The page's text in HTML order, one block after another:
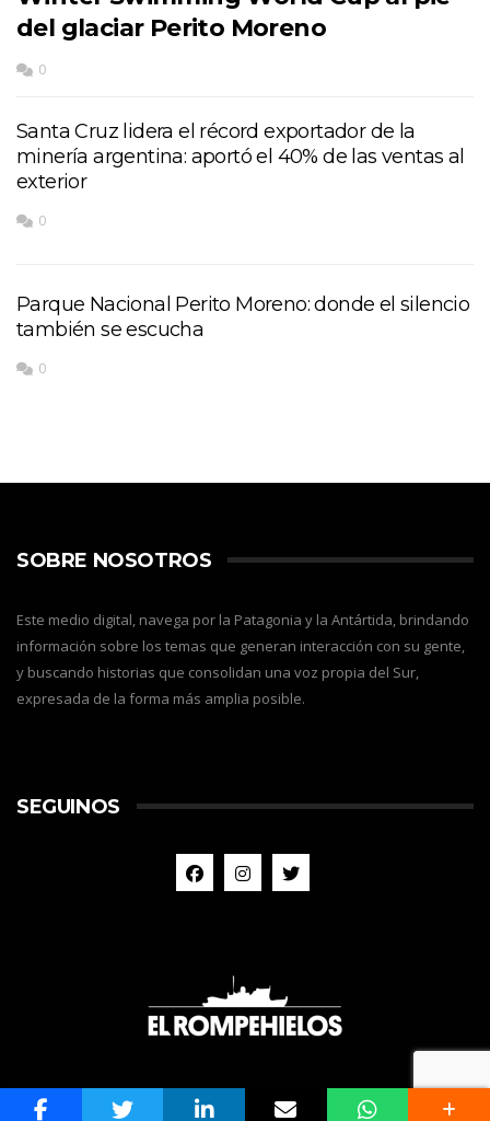
del glaciar Perito Moreno
0
Santa Cruz lidera el récord exportador de la
minería argentina: aportó el 40% de las ventas al
exterior
0
Parque Nacional Perito Moreno: donde el silencio
también se escucha
0
SOBRE NOSOTROS
Este medio digital, navega por la Patagonia y la Antártida, brindando
información sobre los temas que generan interacción con su gente,
y buscando historias que consolidan una voz propia del Sur,
expresada de la forma más amplia posible.
SEGUINOS